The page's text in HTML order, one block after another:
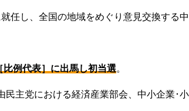
任し、全国の地域をめぐり意見交換する
例代表］に出馬し初当選。
主党における経済産業部会、中小企業･